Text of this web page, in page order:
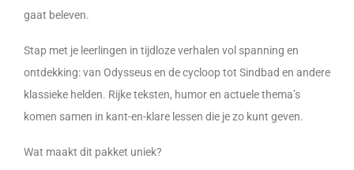
gaat beleven.
Stap met je leerlingen in tijdloze verhalen vol spanning en
ontdekking: van Odysseus en de cycloop tot Sindbad en andere
klassieke helden. Rijke teksten, humor en actuele thema’s
komen samen in kant-en-klare lessen die je zo kunt geven.
Wat maakt dit pakket uniek?